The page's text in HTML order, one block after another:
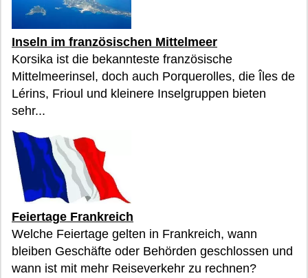
Inseln im französischen Mittelmeer
Korsika ist die bekannteste französische
Mittelmeerinsel, doch auch Porquerolles, die Îles de
Lérins, Frioul und kleinere Inselgruppen bieten
sehr...
Feiertage Frankreich
Welche Feiertage gelten in Frankreich, wann
bleiben Geschäfte oder Behörden geschlossen und
wann ist mit mehr Reiseverkehr zu rechnen?